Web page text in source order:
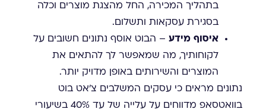
בתהליך המכירה, החל מהצגת מוצרים וכלה
בסגירת עסקאות ותשלום.
איסוף מידע – הבוט אוסף נתונים חשובים על
לקוחותיך, מה שמאפשר לך להתאים את
המוצרים והשירותים באופן מדויק יותר.
נתונים מראים כי עסקים המשלבים צ'אט בוט
בוואטסאפ מדווחים על עלייה של עד 40% בשיעורי